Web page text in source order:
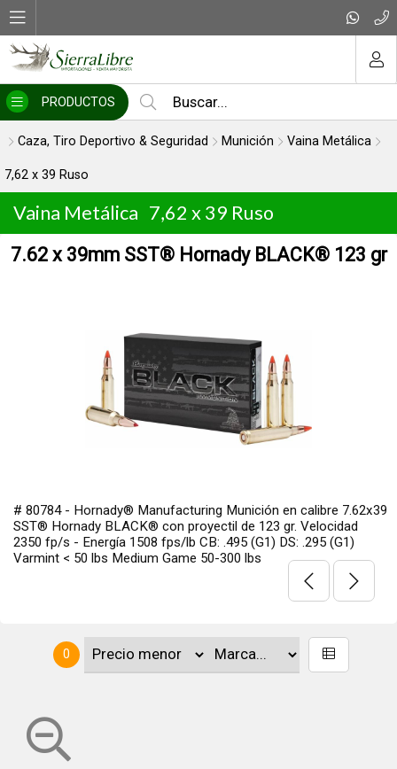
PRODUCTOS
Caza, Tiro Deportivo & Seguridad Munición Vaina Metálica
7,62 x 39 Ruso
Vaina Metálica 7,62 x 39 Ruso
7.62 x 39mm SST® Hornady BLACK® 123 gr
# 80784 - Hornady® Manufacturing Munición en calibre 7.62x39
SST® Hornady BLACK® con proyectil de 123 gr. Velocidad
2350 fp/s - Energía 1508 fps/lb CB: .495 (G1) DS: .295 (G1)
Varmint < 50 lbs Medium Game 50-300 lbs
0